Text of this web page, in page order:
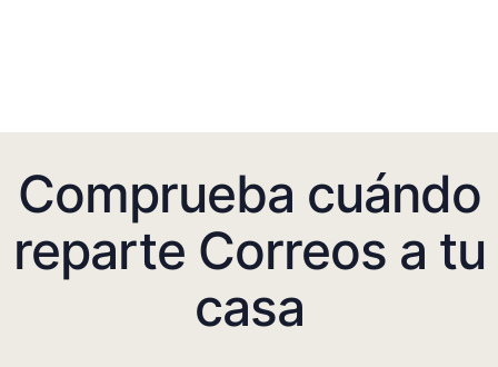
Comprueba cuándo
reparte Correos a tu
casa